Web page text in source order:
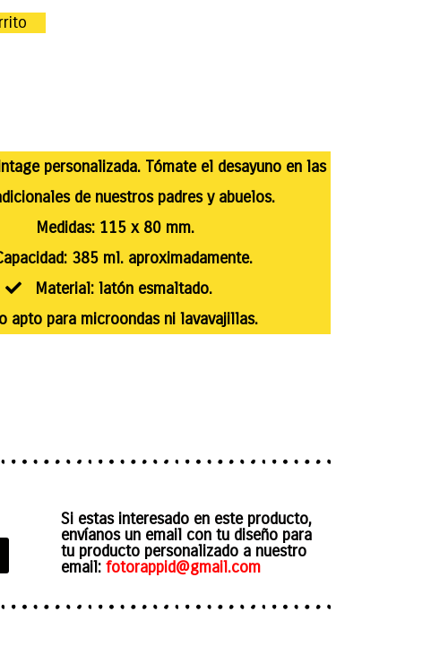
personalizada. Tómate el desayuno en las
de nuestros padres y abuelos.
Medidas: 115 x 80 mm.
385 ml. aproximadamente.
Material: latón esmaltado.
apto para microondas ni lavavajillas.
Si estas interesado en este producto,
envíanos un email con tu diseño para
tu producto personalizado a nuestro
email: fotorappid@gmail.com